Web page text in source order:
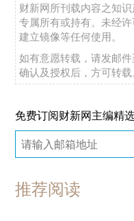
财新网所刊载内容之知
专属所有或持有。未经
建立镜像等任何使用。
如有意愿转载，请发邮件
确认及授权后，方可转载
免费订阅财新网主编精
推荐阅读